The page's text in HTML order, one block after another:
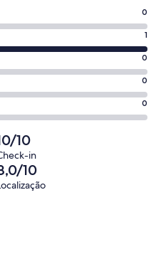
0
1
0
0
0
10
in
10